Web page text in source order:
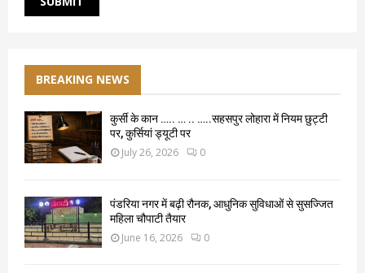
BREAKING NEWS
कुर्सी के कान ….. … .. …..सहसपुर लोहारा में नियम छुट्टी
पर, कुर्सियां ड्यूटी पर
July 26, 2026 0
पंडरिया नगर में बढ़ी रौनक, आधुनिक सुविधाओं से सुसज्जित
महिला चौपाटी तैयार
June 16, 2026 0